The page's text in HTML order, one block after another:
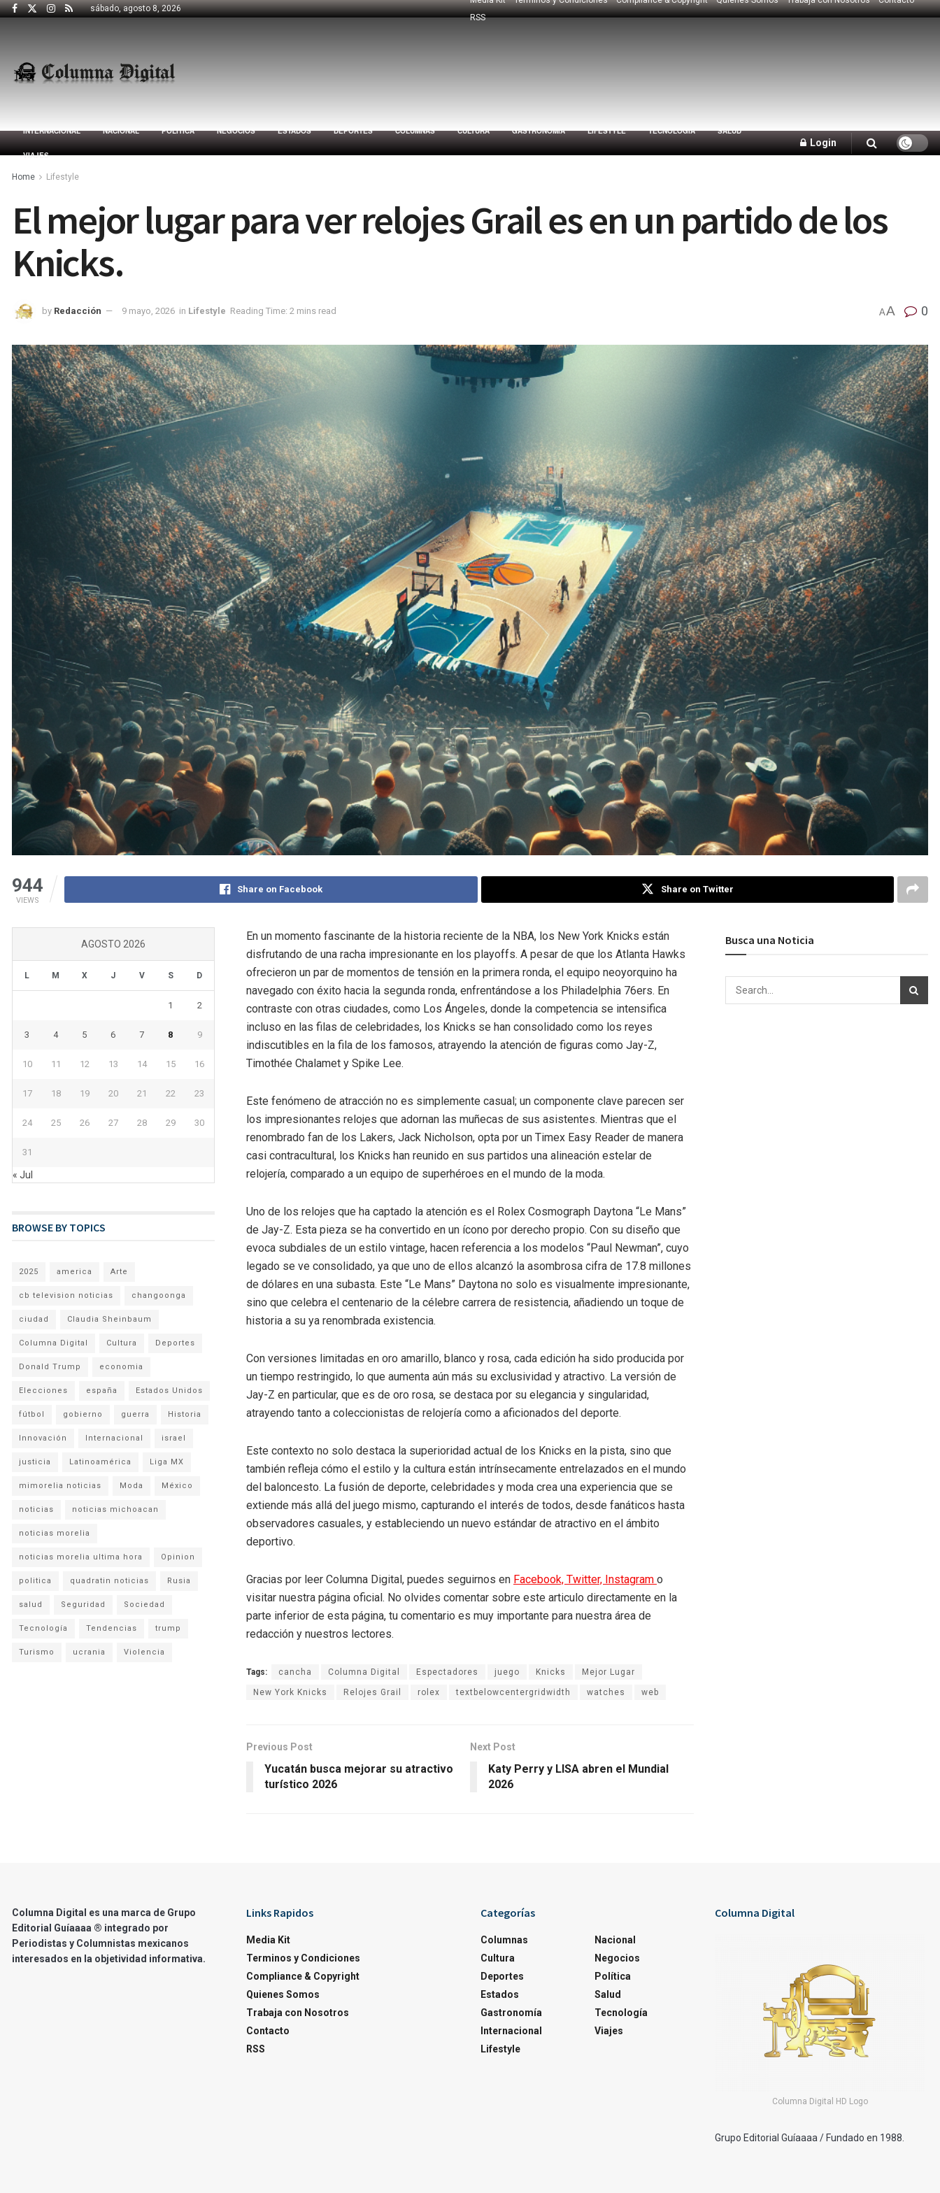
sábado, agosto 8, 2026
RSS
INTERNACIONAL NACIONAL POLÍTICA NEGOCIOS ESTADOS DEPORTES COLUMNAS CULTURA GASTRONOMÍA LIFESTYLE TECNOLOGÍA SALUD
VIAJES
Login
Home Lifestyle
El mejor lugar para ver relojes Grail es en un partido de los
Knicks.
by Redacción 9 mayo, 2026 in Lifestyle Reading Time: 2 mins read AA 0
944
VIEWS
Share on Facebook Share on Twitter
En un momento fascinante de la historia reciente de la NBA, los New York Knicks están
disfrutando de una racha impresionante en los playoffs. A pesar de que los Atlanta Hawks
ofrecieron un par de momentos de tensión en la primera ronda, el equipo neoyorquino ha
navegado con éxito hacia la segunda ronda, enfrentándose a los Philadelphia 76ers. En
contraste con otras ciudades, como Los Ángeles, donde la competencia se intensifica
incluso en las filas de celebridades, los Knicks se han consolidado como los reyes
indiscutibles en la fila de los famosos, atrayendo la atención de figuras como Jay-Z,
Timothée Chalamet y Spike Lee.
Este fenómeno de atracción no es simplemente casual; un componente clave parecen ser
los impresionantes relojes que adornan las muñecas de sus asistentes. Mientras que el
renombrado fan de los Lakers, Jack Nicholson, opta por un Timex Easy Reader de manera
casi contracultural, los Knicks han reunido en sus partidos una alineación estelar de
relojería, comparado a un equipo de superhéroes en el mundo de la moda.
Uno de los relojes que ha captado la atención es el Rolex Cosmograph Daytona “Le Mans”
de Jay-Z. Esta pieza se ha convertido en un ícono por derecho propio. Con su diseño que
evoca subdiales de un estilo vintage, hacen referencia a los modelos “Paul Newman”, cuyo
legado se ve consolidado, ya que uno de ellos alcanzó la asombrosa cifra de 17.8 millones
de dólares en una subasta. Este “Le Mans” Daytona no solo es visualmente impresionante,
sino que celebra el centenario de la célebre carrera de resistencia, añadiendo un toque de
historia a su ya renombrada existencia.
Con versiones limitadas en oro amarillo, blanco y rosa, cada edición ha sido producida por
un tiempo restringido, lo que aumenta aún más su exclusividad y atractivo. La versión de
Jay-Z en particular, que es de oro rosa, se destaca por su elegancia y singularidad,
atrayendo tanto a coleccionistas de relojería como a aficionados del deporte.
Este contexto no solo destaca la superioridad actual de los Knicks en la pista, sino que
también refleja cómo el estilo y la cultura están intrínsecamente entrelazados en el mundo
del baloncesto. La fusión de deporte, celebridades y moda crea una experiencia que se
extiende más allá del juego mismo, capturando el interés de todos, desde fanáticos hasta
observadores casuales, y estableciendo un nuevo estándar de atractivo en el ámbito
deportivo.
Gracias por leer Columna Digital, puedes seguirnos en Facebook, Twitter, Instagram o
visitar nuestra página oficial. No olvides comentar sobre este articulo directamente en la
parte inferior de esta página, tu comentario es muy importante para nuestra área de
redacción y nuestros lectores.
Tags: cancha Columna Digital Espectadores juego Knicks Mejor Lugar
New York Knicks Relojes Grail rolex textbelowcentergridwidth watches web
Previous Post
Yucatán busca mejorar su atractivo
turístico 2026
Next Post
Katy Perry y LISA abren el Mundial
2026
AGOSTO 2026
L M X J V S D
1 2
3 4 5 6 7 8 9
10 11 12 13 14 15 16
17 18 19 20 21 22 23
24 25 26 27 28 29 30
31
« Jul
BROWSE BY TOPICS
2025 america Arte
cb television noticias changoonga
ciudad Claudia Sheinbaum
Columna Digital Cultura Deportes
Donald Trump economia
Elecciones españa Estados Unidos
fútbol gobierno guerra Historia
Innovación Internacional israel
justicia Latinoamérica Liga MX
mimorelia noticias Moda México
noticias noticias michoacan
noticias morelia
noticias morelia ultima hora Opinion
politica quadratin noticias Rusia
salud Seguridad Sociedad
Tecnología Tendencias trump
Turismo ucrania Violencia
Busca una Noticia
Columna Digital es una marca de Grupo
Editorial Guíaaaa ® integrado por
Periodistas y Columnistas mexicanos
interesados en la objetividad informativa.
Links Rapidos
Media Kit
Terminos y Condiciones
Compliance & Copyright
Quienes Somos
Trabaja con Nosotros
Contacto
RSS
Categorías
Columnas
Cultura
Deportes
Estados
Gastronomía
Internacional
Lifestyle
Nacional
Negocios
Política
Salud
Tecnología
Viajes
Columna Digital
Columna Digital HD Logo
Grupo Editorial Guíaaaa / Fundado en 1988.